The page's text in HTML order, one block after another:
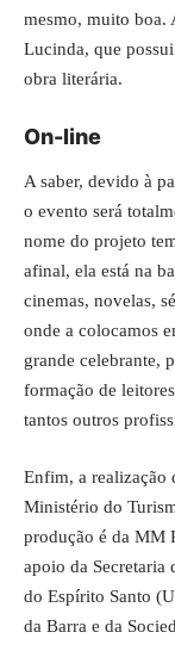
mesmo, muito boa.
Lucinda, que
obra literária.
On-line
A saber, devido à
o evento será
nome do projeto
afinal, ela está na
cinemas, novelas,
onde a colocamos
grande celebrante,
formação de
tantos outros
Enfim, a realização
Ministério do
produção é da MM
apoio da Secretaria
do Espírito Santo
da Barra e da